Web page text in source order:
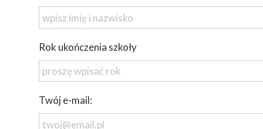
Rok ukończenia szkoły
Twój e-mail: